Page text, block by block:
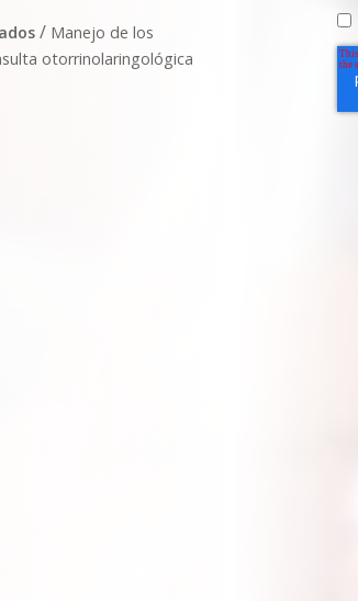
/ Manejo de los
otorrinolaringológica